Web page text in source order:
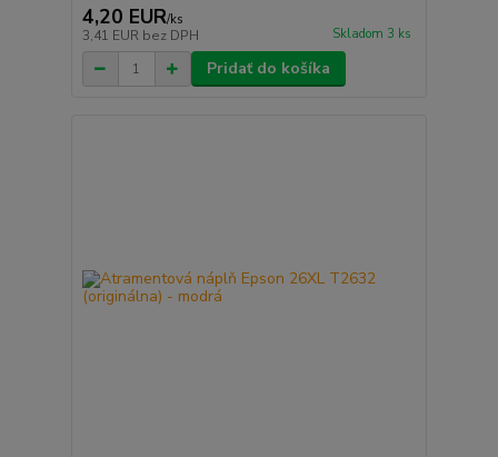
4,20 EUR/ks
3,41 EUR bez DPH Skladom 3 ks
Pridať do košíka